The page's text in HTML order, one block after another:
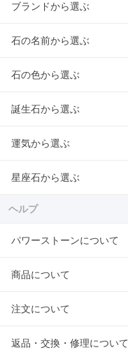
ブランドから選ぶ
石の名前から選ぶ
石の色から選ぶ
誕生石から選ぶ
運気から選ぶ
星座石から選ぶ
ヘルプ
パワーストーンについて
商品について
注文について
返品・交換・修理について